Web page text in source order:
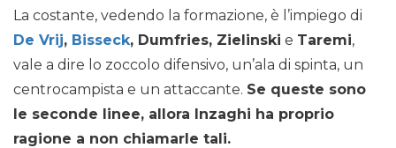
La costante, vedendo la formazione, è l’impiego di
De Vrij, Bisseck, Dumfries, Zielinski e Taremi,
vale a dire lo zoccolo difensivo, un’ala di spinta, un
centrocampista e un attaccante. Se queste sono
le seconde linee, allora Inzaghi ha proprio
ragione a non chiamarle tali.